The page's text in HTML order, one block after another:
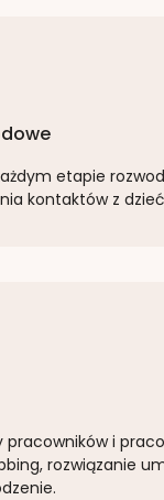
etapie
kontaktów z
pracowników i
rozwiązanie